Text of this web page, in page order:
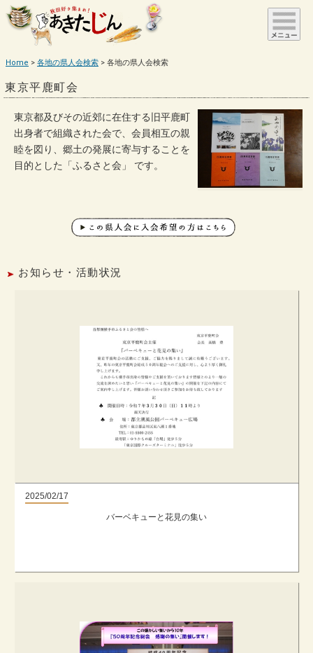
Home 各地の県人会検索 各地の県人会検索
東京平鹿町会
東京都及びその近郊に在住する旧平鹿町
出身者で組織された会で、会員相互の親
睦を図り、郷土の発展に寄与することを
目的とした「ふるさと会」 です。
お知らせ・活動状況
2025/02/17
バーベキューと花見の集い